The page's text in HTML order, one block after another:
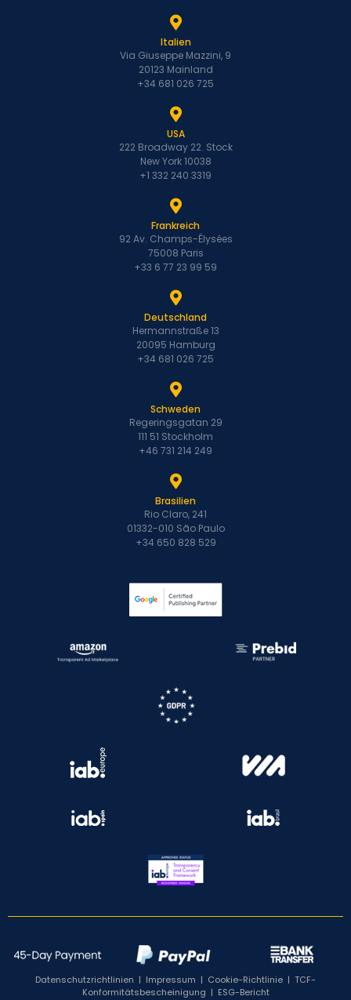
Italien
Via Giuseppe Mazzini, 9
20123 Mainland
+34 681 026 725
USA
222 Broadway 22. Stock
New York 10038
+1 332 240 3319
Frankreich
92 Av. Champs-Élysées
75008 Paris
+33 6 77 23 99 59
Deutschland
Hermannstraße 13
20095 Hamburg
+34 681 026 725
Schweden
Regeringsgatan 29
111 51 Stockholm
+46 731 214 249
Brasilien
Rio Claro, 241
01332-010 São Paulo
+34 650 828 529
Datenschutzrichtlinien | Impressum | Cookie-Richtlinie | TCF-
Konformitätsbescheinigung | ESG-Bericht